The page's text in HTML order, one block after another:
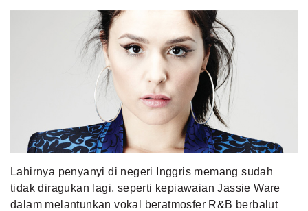
MLDPOINTS
SEARCH
Lahirnya penyanyi di negeri Inggris memang sudah
tidak diragukan lagi, seperti kepiawaian Jassie Ware
dalam melantunkan vokal beratmosfer R&B berbalut